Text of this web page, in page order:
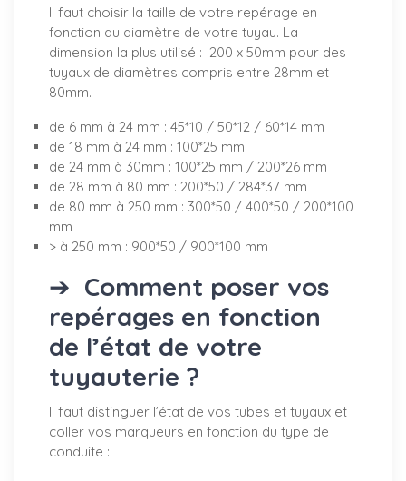
Il faut choisir la taille de votre repérage en
fonction du diamètre de votre tuyau. La
dimension la plus utilisé : 200 x 50mm pour des
tuyaux de diamètres compris entre 28mm et
80mm.
de 6 mm à 24 mm : 45*10 / 50*12 / 60*14 mm
de 18 mm à 24 mm : 100*25 mm
de 24 mm à 30mm : 100*25 mm / 200*26 mm
de 28 mm à 80 mm : 200*50 / 284*37 mm
de 80 mm à 250 mm : 300*50 / 400*50 / 200*100
mm
> à 250 mm : 900*50 / 900*100 mm
➔ Comment poser vos
repérages en fonction
de l’état de votre
tuyauterie ?
Il faut distinguer l’état de vos tubes et tuyaux et
coller vos marqueurs en fonction du type de
conduite :